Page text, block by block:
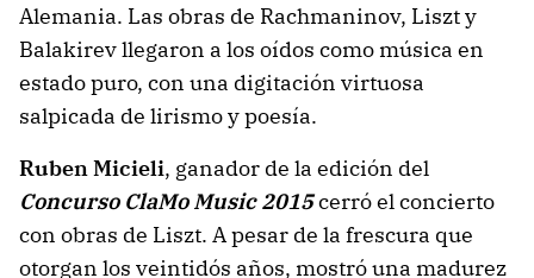
Alemania. Las obras de Rachmaninov, Liszt y
Balakirev llegaron a los oídos como música en
estado puro, con una digitación virtuosa
salpicada de lirismo y poesía.
Ruben Micieli, ganador de la edición del
Concurso ClaMo Music 2015cerró el concierto
con obras de Liszt. A pesar de la frescura que
otorgan los veintidós años, mostró una madurez